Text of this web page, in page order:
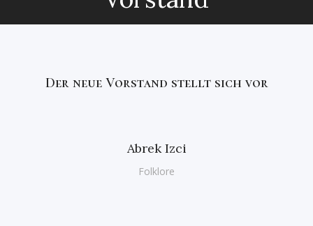
Der neue Vorstand stellt sich vor
Abrek Izci
Folklore